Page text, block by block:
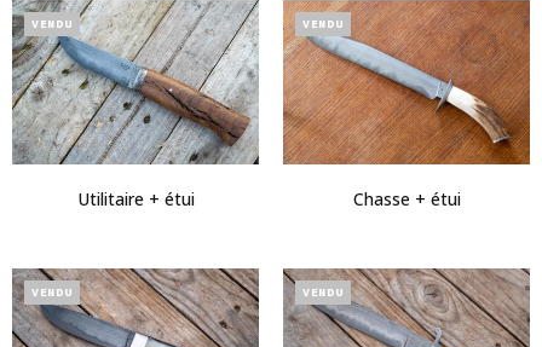
VENDU
Utilitaire + étui
VENDU
Chasse + étui
VENDU VENDU